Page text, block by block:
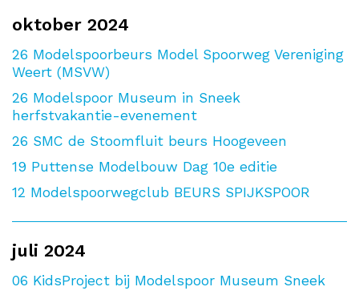
oktober 2024
26 Modelspoorbeurs Model Spoorweg Vereniging
Weert (MSVW)
26 Modelspoor Museum in Sneek
herfstvakantie-evenement
26 SMC de Stoomfluit beurs Hoogeveen
19 Puttense Modelbouw Dag 10e editie
12 Modelspoorwegclub BEURS SPIJKSPOOR
juli 2024
06 KidsProject bij Modelspoor Museum Sneek